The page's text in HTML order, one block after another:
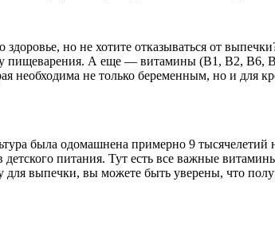
но не хотите отказываться от
пищеварения. А еще — витамины (B1, B2, B6,
необходима не только беременным, но и для
была одомашнена примерно 9 тысячелетий
питания. Тут есть все важные
выпечки, вы можете быть уверены, что